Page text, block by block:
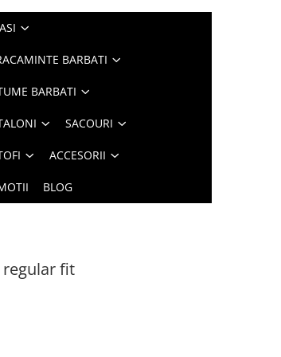
BARBATI
BARBATI
SACOURI
ACCESORII
BLOG
regular fit